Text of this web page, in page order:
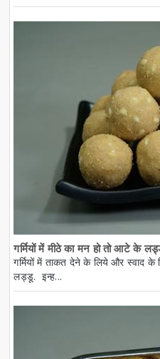
गर्मियों में मीठे का मन हो तो आटे के
गर्मियों में ताकत देने के लिये और स्वाद
लड्डू. इन्ह...